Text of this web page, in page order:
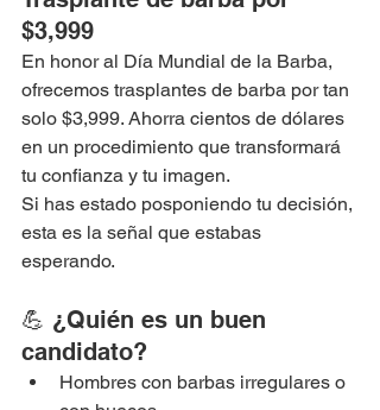
$3,999
En honor al Día Mundial de la Barba,
ofrecemos trasplantes de barba por tan
solo $3,999. Ahorra cientos de dólares
en un procedimiento que transformará
tu confianza y tu imagen.
Si has estado posponiendo tu decisión,
esta es la señal que estabas
esperando.
💪 ¿Quién es un buen
candidato?
Hombres con barbas irregulares o